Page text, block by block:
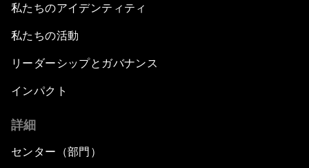
私たちのアイデンティティ
私たちの活動
リーダーシップとガバナンス
インパクト
詳細
センター（部門）